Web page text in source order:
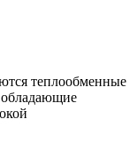
теплообменные